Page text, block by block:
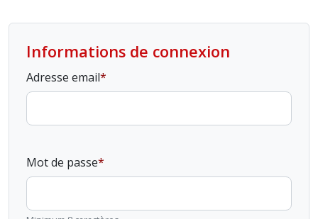
Informations de connexion
Adresse email
Mot de passe